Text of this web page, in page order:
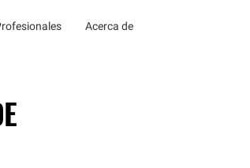
Acerca de